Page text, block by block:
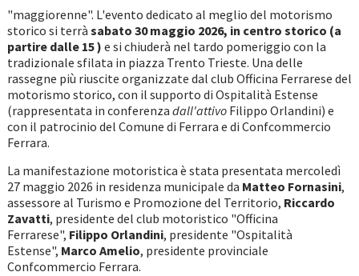
"maggiorenne". L'evento dedicato al meglio del motorismo
storico si terrà sabato 30 maggio 2026, in centro storico (a
partire dalle 15 ) e si chiuderà nel tardo pomeriggio con la
tradizionale sfilata in piazza Trento Trieste. Una delle
rassegne più riuscite organizzate dal club Officina Ferrarese del
motorismo storico, con il supporto di Ospitalità Estense
(rappresentata in conferenza dall'attivoFilippo Orlandini) e
con il patrocinio del Comune di Ferrara e di Confcommercio
Ferrara.
La manifestazione motoristica è stata presentata mercoledì
27 maggio 2026 in residenza municipale da Matteo Fornasini,
assessore al Turismo e Promozione del Territorio, Riccardo
Zavatti, presidente del club motoristico "Officina
Ferrarese", Filippo Orlandini, presidente "Ospitalità
Estense", Marco Amelio, presidente provinciale
Confcommercio Ferrara.